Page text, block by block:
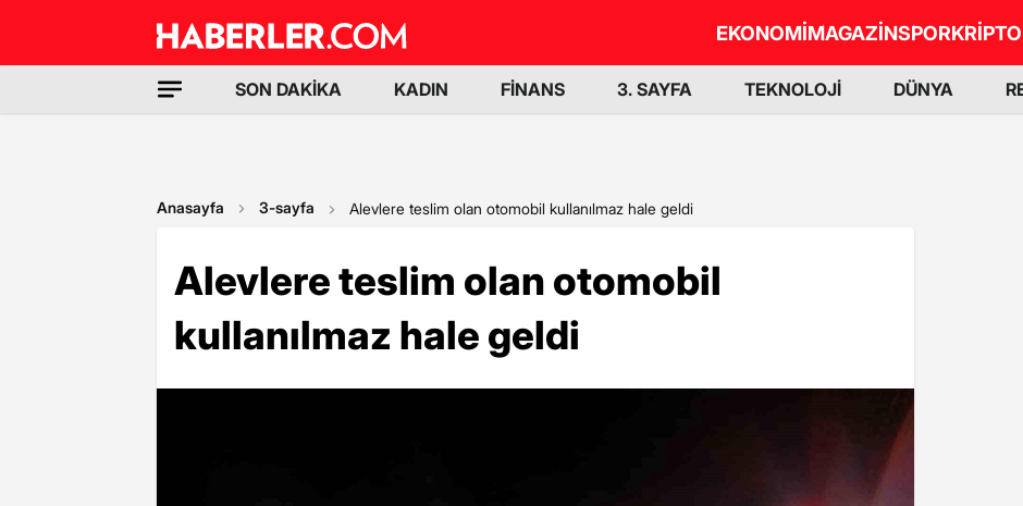
EKONOMİMAGAZİNSPOR
SON DAKİKA KADIN FİNANS 3. SAYFA TEKNOLOJİ DÜNYA
Anasayfa 3-sayfa Alevlere teslim olan otomobil kullanılmaz hale geldi
Alevlere teslim olan otomobil
kullanılmaz hale geldi